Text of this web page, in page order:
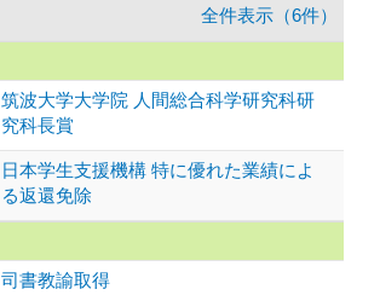
全件表示（6件）
筑波大学大学院 人間総合科学研究科研
究科長賞
日本学生支援機構 特に優れた業績によ
る返還免除
司書教諭取得